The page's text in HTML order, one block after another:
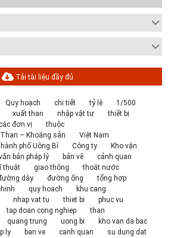
Tải tài liệu đầy đủ
Quy hoạch chi tiết tỷ lệ
1/500
xuất than nhập vật tư
thiết bị
đơn vị
thuộc
Than – Khoáng sản
Việt Nam
phố Uông Bí Công ty
Kho vận
bản pháp lý bản vẽ
cảnh quan
thuật giao thông
thoát nước
dây đường ống
tổng hợp
quy hoach
khu cang
nhap vat tu thiet bi
phuc vu
tap doan cong nghiep
than
quang trung uong bi
kho van da bac
ly ban ve canh quan
su dung dat